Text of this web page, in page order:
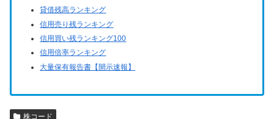
貸借残高ランキング
信用売り残ランキング
信用買い残ランキング100
信用倍率ランキング
大量保有報告書【開示速報】
株コード